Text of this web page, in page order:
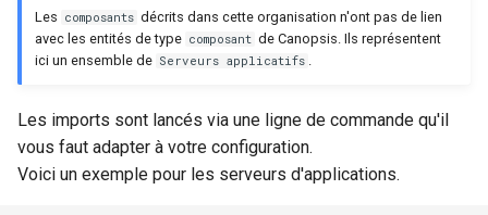
Notes de version Canopsis
4.5.14
4.5.13
Notes de version Canopsis
Les composants décrits dans cette organisation n'ont pas de lien
avec les entités de type composant de Canopsis. Ils représentent
ici un ensemble de Serveurs applicatifs
Les imports sont lancés via une ligne de commande qu'il
vous faut adapter à votre configuration.
Voici un exemple pour les serveurs d'applications.